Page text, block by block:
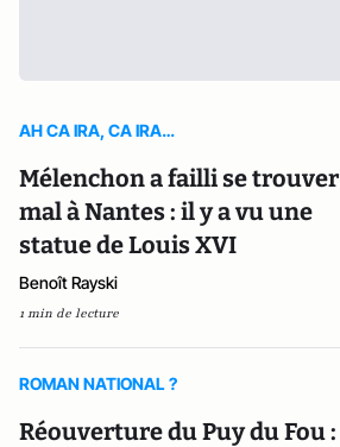
AH CA IRA, CA IRA…
Mélenchon a failli se trouver
mal à Nantes : il y a vu une
statue de Louis XVI
Benoît Rayski
1 min de lecture
ROMAN NATIONAL ?
Réouverture du Puy du Fou :